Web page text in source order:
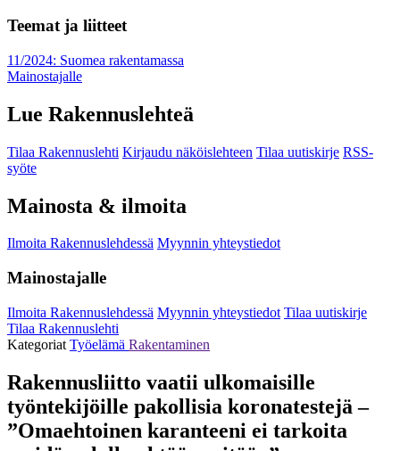
Teemat ja liitteet
11/2024: Suomea rakentamassa
Mainostajalle
Lue Rakennuslehteä
Tilaa Rakennuslehti Kirjaudu näköislehteen Tilaa uutiskirje RSS-
syöte
Mainosta & ilmoita
Ilmoita Rakennuslehdessä Myynnin yhteystiedot
Mainostajalle
Ilmoita Rakennuslehdessä Myynnin yhteystiedot Tilaa uutiskirje
Tilaa Rakennuslehti
Kategoriat Työelämä Rakentaminen
Rakennusliitto vaatii ulkomaisille
työntekijöille pakollisia koronatestejä –
”Omaehtoinen karanteeni ei tarkoita